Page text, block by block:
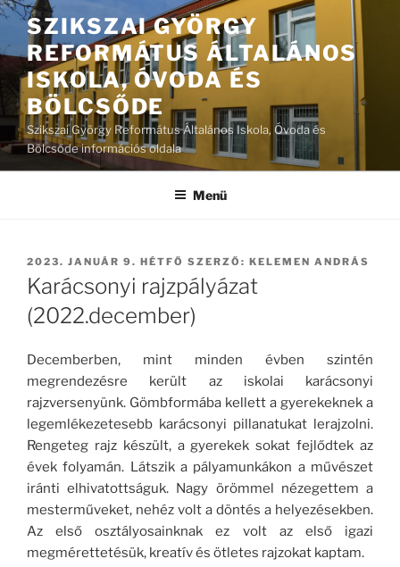
Tartalomhoz
SZIKSZAI GYÖRGY
REFORMÁTUS ÁLTALÁNOS
ISKOLA, ÓVODA ÉS
BÖLCSŐDE
Szikszai György Református Általános Iskola, Óvoda és
Bölcsőde információs oldala
Menü
BEKÜLDVE:
2023. JANUÁR 9. HÉTFŐ SZERZŐ: KELEMEN ANDRÁS
Karácsonyi rajzpályázat
(2022.december)
Decemberben, mint minden évben szintén
megrendezésre került az iskolai karácsonyi
rajzversenyünk. Gömbformába kellett a gyerekeknek a
legemlékezetesebb karácsonyi pillanatukat lerajzolni.
Rengeteg rajz készült, a gyerekek sokat fejlődtek az
évek folyamán. Látszik a pályamunkákon a művészet
iránti elhivatottságuk. Nagy örömmel nézegettem a
mesterműveket, nehéz volt a döntés a helyezésekben.
Az első osztályosainknak ez volt az első igazi
megmérettetésük, kreatív és ötletes rajzokat kaptam.